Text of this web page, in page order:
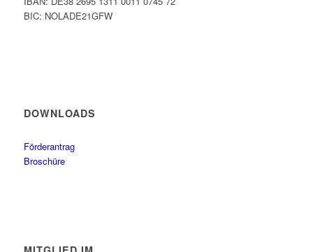
BIC: NOLADE21GFW
DOWNLOADS
Förderantrag
Broschüre